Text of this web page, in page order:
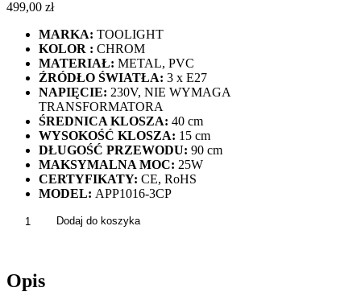
499,00 zł
MARKA: TOOLIGHT
KOLOR : CHROM
MATERIAŁ: METAL, PVC
ŹRÓDŁO ŚWIATŁA: 3 x E27
NAPIĘCIE: 230V, NIE WYMAGA
TRANSFORMATORA
ŚREDNICA KLOSZA: 40 cm
WYSOKOŚĆ KLOSZA: 15 cm
DŁUGOŚĆ PRZEWODU: 90 cm
MAKSYMALNA MOC: 25W
CERTYFIKATY: CE, RoHS
MODEL: APP1016-3CP
ilość
Ażurowa
Chrom
Dodaj do koszyka
Opis